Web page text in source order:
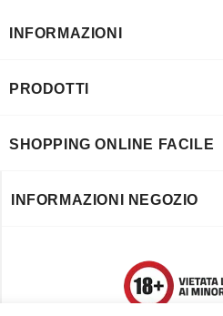
INFORMAZIONI
PRODOTTI
SHOPPING ONLINE FACILE
INFORMAZIONI NEGOZIO